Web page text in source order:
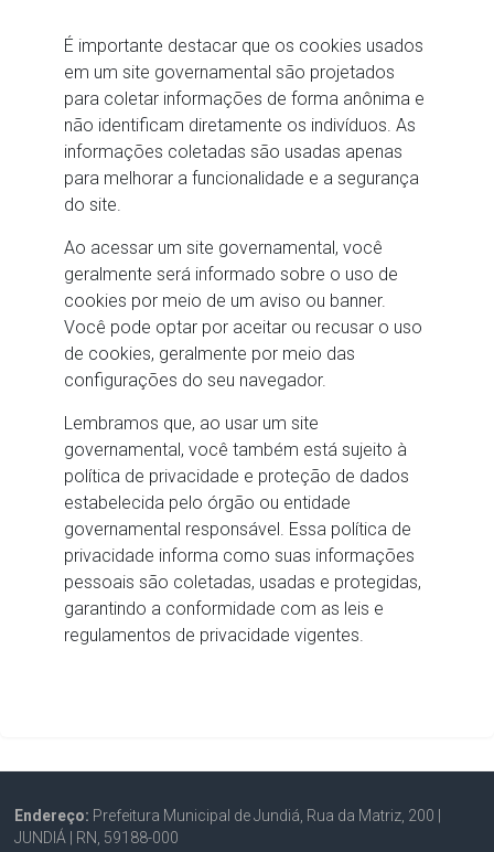
É importante destacar que os cookies usados
em um site governamental são projetados
para coletar informações de forma anônima e
não identificam diretamente os indivíduos. As
informações coletadas são usadas apenas
para melhorar a funcionalidade e a segurança
do site.
Ao acessar um site governamental, você
geralmente será informado sobre o uso de
cookies por meio de um aviso ou banner.
Você pode optar por aceitar ou recusar o uso
de cookies, geralmente por meio das
configurações do seu navegador.
Lembramos que, ao usar um site
governamental, você também está sujeito à
política de privacidade e proteção de dados
estabelecida pelo órgão ou entidade
governamental responsável. Essa política de
privacidade informa como suas informações
pessoais são coletadas, usadas e protegidas,
garantindo a conformidade com as leis e
regulamentos de privacidade vigentes.
Endereço: Prefeitura Municipal de Jundiá, Rua da Matriz, 200 |
JUNDIÁ | RN, 59188-000